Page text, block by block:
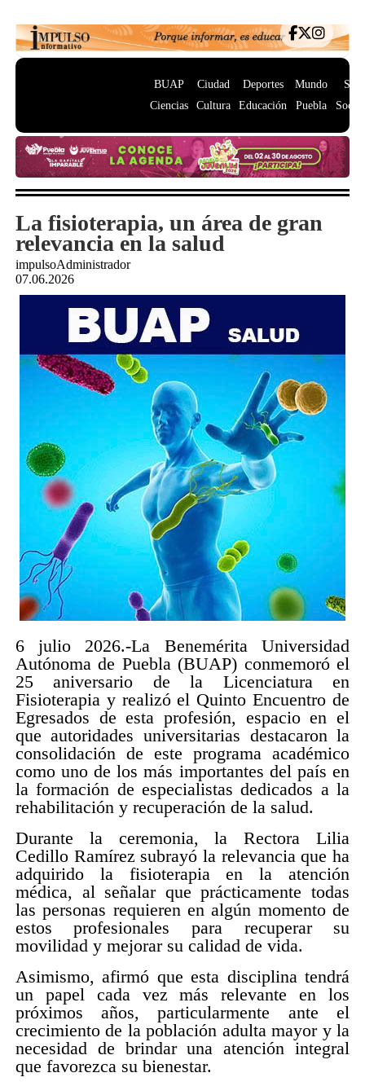
BUAP
Ciencias
Ciudad
Cultura
Deportes
Educación
Mundo
Puebla
La fisioterapia, un área de gran
relevancia en la salud
impulsoAdministrador
07.06.2026
6 julio 2026.-La Benemérita Universidad
Autónoma de Puebla (BUAP) conmemoró el
25 aniversario de la Licenciatura en
Fisioterapia y realizó el Quinto Encuentro de
Egresados de esta profesión, espacio en el
que autoridades universitarias destacaron la
consolidación de este programa académico
como uno de los más importantes del país en
la formación de especialistas dedicados a la
rehabilitación y recuperación de la salud.
Durante la ceremonia, la Rectora Lilia
Cedillo Ramírez subrayó la relevancia que ha
adquirido la fisioterapia en la atención
médica, al señalar que prácticamente todas
las personas requieren en algún momento de
estos profesionales para recuperar su
movilidad y mejorar su calidad de vida.
Asimismo, afirmó que esta disciplina tendrá
un papel cada vez más relevante en los
próximos años, particularmente ante el
crecimiento de la población adulta mayor y la
necesidad de brindar una atención integral
que favorezca su bienestar.